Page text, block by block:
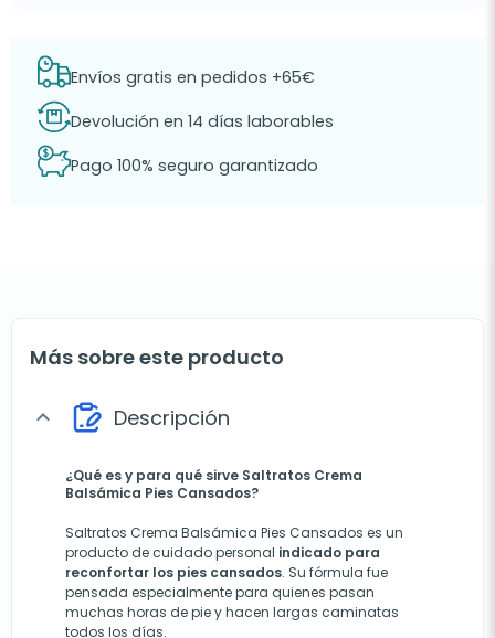
Envíos gratis en pedidos +65€
Devolución en 14 días laborables
Pago 100% seguro garantizado
Más sobre este producto
expand_more Descripción
¿Qué es y para qué sirve Saltratos Crema
Balsámica Pies Cansados?
Saltratos Crema Balsámica Pies Cansados es un
producto de cuidado personal indicado para
reconfortar los pies cansados. Su fórmula fue
pensada especialmente para quienes pasan
muchas horas de pie y hacen largas caminatas
todos los días.